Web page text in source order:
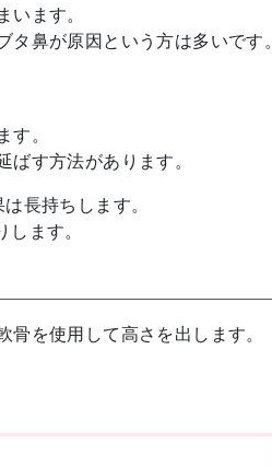
ます。
鼻が原因という方は多いです。
。
す方法があります。
長持ちします。
ます。
を使用して高さを出します。